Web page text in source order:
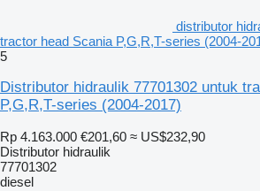
distributor
tractor head Scania P,G,R,T-series (2004-
5
Distributor hidraulik 77701302 untuk
P,G,R,T-series (2004-2017)
Rp 4.163.000 €201,60 ≈ US$232,90
Distributor hidraulik
77701302
diesel